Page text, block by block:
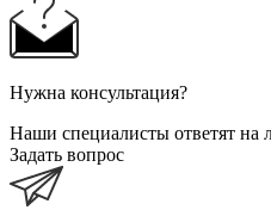
Нужна консультация?
Наши специалисты ответят
Задать вопрос